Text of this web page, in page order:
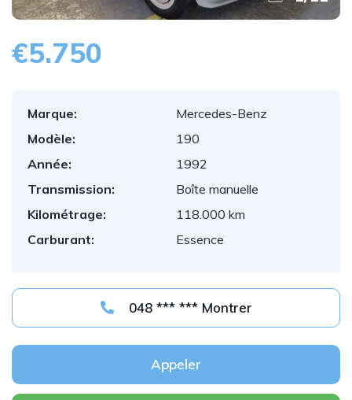
€5.750
Marque:
Mercedes-Benz
Modèle:
190
Année:
1992
Transmission:
Boîte manuelle
Kilométrage:
118.000 km
Carburant:
Essence
048 *** *** Montrer
Appeler